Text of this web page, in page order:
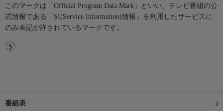
このマークは「Official Program Data Mark」といい、テレビ番組の公
式情報である「SI(Service Information)情報」を利用したサービスに
のみ表記が許されているマークです。
番組表